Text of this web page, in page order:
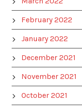
February 2022
January 2022
December 2021
November 2021
October 2021